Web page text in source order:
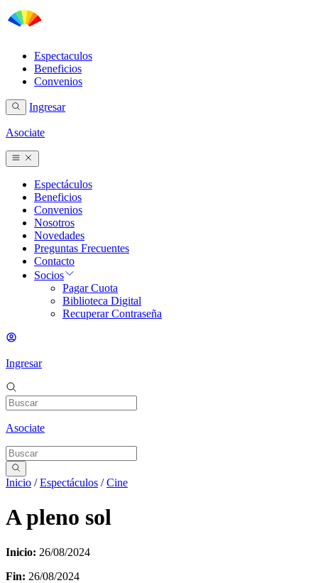
Espectaculos
Beneficios
Convenios
Ingresar
Asociate
Espectáculos
Beneficios
Convenios
Nosotros
Novedades
Preguntas Frecuentes
Contacto
Socios
Pagar Cuota
Biblioteca Digital
Recuperar Contraseña
Ingresar
Asociate
Inicio /Espectáculos /Cine
A pleno sol
Inicio: 26/08/2024
Fin: 26/08/2024